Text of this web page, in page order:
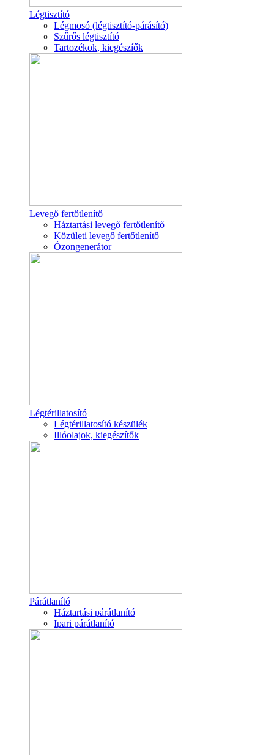
Légtisztító
Légmosó (légtisztító-párásító)
Szűrős légtisztító
Tartozékok, kiegészíők
Levegő fertőtlenítő
Háztartási levegő fertőtlenítő
Közületi levegő fertőtlenítő
Ózongenerátor
Légtérillatosító
Légtérillatosító készülék
Illóolajok, kiegészítők
Párátlanító
Háztartási párátlanító
Ipari párátlanító